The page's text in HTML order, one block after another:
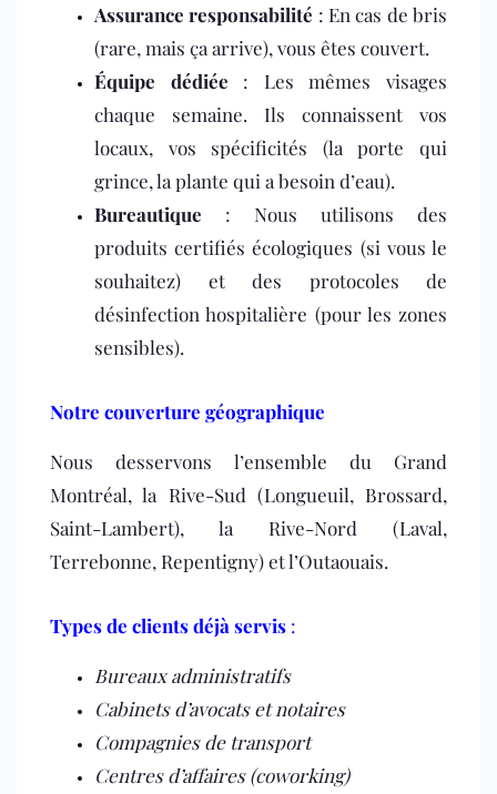
Assurance responsabilité : En cas de bris
(rare, mais ça arrive), vous êtes couvert.
Équipe dédiée : Les mêmes visages
chaque semaine. Ils connaissent vos
locaux, vos spécificités (la porte qui
grince, la plante qui a besoin d’eau).
Bureautique : Nous utilisons des
produits certifiés écologiques (si vous le
souhaitez) et des protocoles de
désinfection hospitalière (pour les zones
sensibles).
Notre couverture géographique
Nous desservons l’ensemble du Grand
Montréal, la Rive-Sud (Longueuil, Brossard,
Saint-Lambert), la Rive-Nord (Laval,
Terrebonne, Repentigny) et l’Outaouais.
Types de clients déjà servis :
Bureaux administratifs
Cabinets d’avocats et notaires
Compagnies de transport
Centres d’affaires (coworking)